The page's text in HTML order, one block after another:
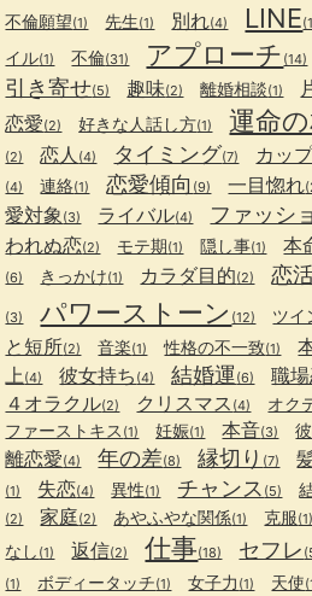
不倫願望(1) 先生(1) 別れ(4) LINE
イル(1) 不倫(31) アプローチ (14)
引き寄せ(5) 趣味(2) 離婚相談(1)
恋愛(2) 好きな人話し方(1) 運命
(2) 恋人 (4) タイミング(7) カッ
(4) 連絡(1) 恋愛傾向 (9) 一目惚れ
愛対象(3) ライバル(4) ファッシ
われぬ恋(2) モテ期(1) 隠し事(1) 本
(6) きっかけ(1) カラダ目的(2) 恋
(3) パワーストーン (12) ツイ
と短所(2) 音楽(1) 性格の不一致(1)
上(4) 彼女持ち (4) 結婚運(6) 職
４オラクル(2) クリスマス (4) オク
ファーストキス (1) 妊娠(1) 本音(3)
離恋愛(4) 年の差(8) 縁切り (7)
(1) 失恋(4) 異性(1) チャンス (5)
(2) 家庭(2) あやふやな関係(1) 克服(1)
なし (1) 返信(2) 仕事(18) セフレ
(1) ボディータッチ(1) 女子力 (1) 天使